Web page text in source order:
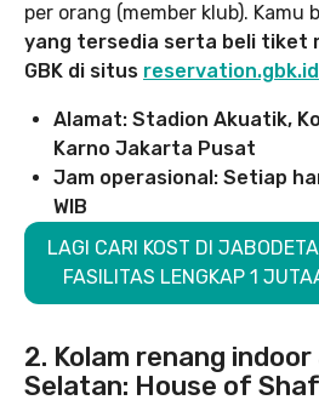
per orang (member klub). Kamu
yang tersedia serta beli tiket
GBK di situs reservation.gbk.id
Alamat: Stadion Akuatik,
Karno Jakarta Pusat
Jam operasional: Setiap
WIB
LAGI CARI KOST DI
FASILITAS LENGKAP 1
2. Kolam renang
Selatan: House of